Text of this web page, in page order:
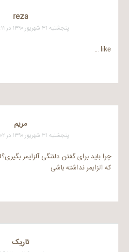
reza
پنجشنبه ۳۱ شهریور ۱۳۹۰ در ۸:۱۱ بعد از ظهر
like …
مریم
پنجشنبه ۳۱ شهریور ۱۳۹۰ در ۹:۰۲ بعد از ظهر
چرا باید برای گفتن دلتنگی آلزایمر
که الزایمر نداشته باشی
تاریک